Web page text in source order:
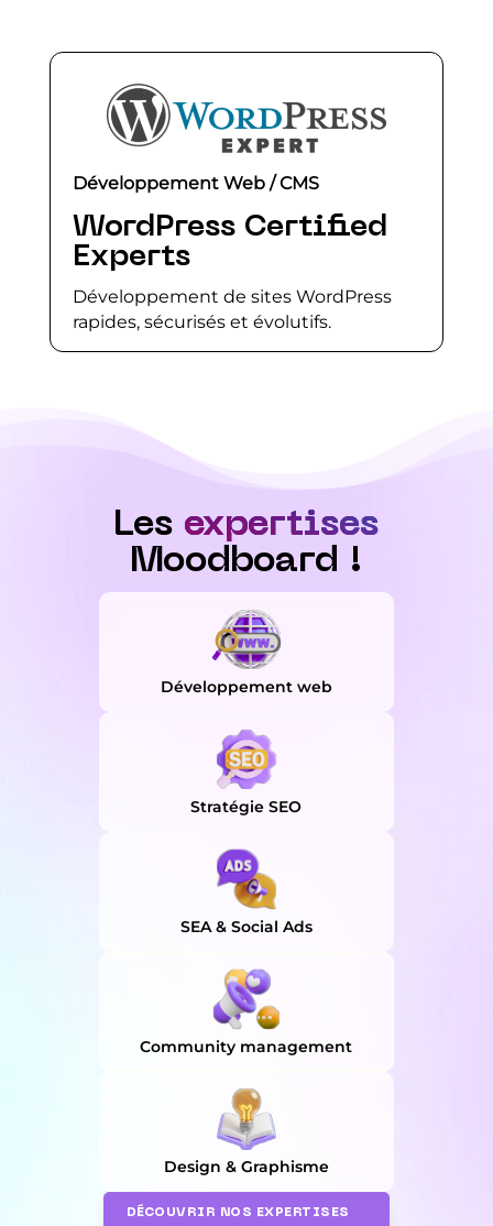
Développement Web / CMS
WordPress Certified
Experts
Développement de sites WordPress
rapides, sécurisés et évolutifs.
Les expertises
Moodboard !
Développement web
Stratégie SEO
SEA & Social Ads
Community management
Design & Graphisme
DÉCOUVRIR NOS EXPERTISES